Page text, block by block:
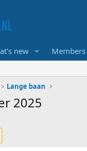
new Members
Lange baan
2025